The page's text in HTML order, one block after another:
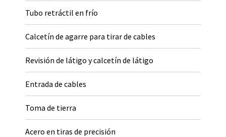
Tubo retráctil en frío
Calcetín de agarre para tirar de cables
Revisión de látigo y calcetín de látigo
Entrada de cables
Toma de tierra
Acero en tiras de precisión